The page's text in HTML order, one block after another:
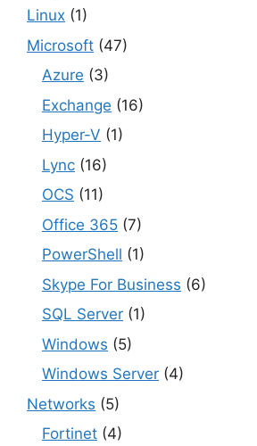
Linux (1)
Microsoft (47)
Azure (3)
Exchange (16)
Hyper-V (1)
Lync (16)
OCS (11)
Office 365 (7)
PowerShell (1)
Skype For Business (6)
SQL Server (1)
Windows (5)
Windows Server (4)
Networks (5)
Fortinet (4)